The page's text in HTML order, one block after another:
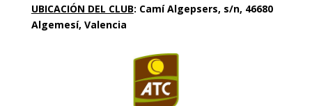
UBICACIÓN DEL CLUB: Camí Algepsers, s/n, 46680
Algemesí, Valencia